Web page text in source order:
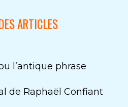
ARTICLES
l’antique phrase
de Raphaël Confiant